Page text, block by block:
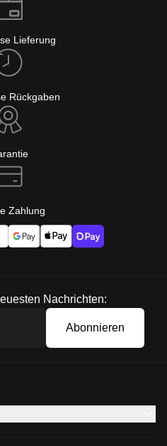
Lieferung
Rückgaben
Zahlung
Nachrichten:
Abonnieren